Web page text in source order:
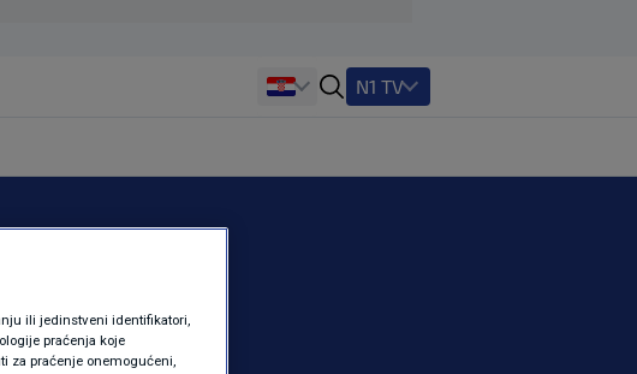
N1 TV
ili jedinstveni identifikatori,
praćenja koje
za praćenje onemogućeni,